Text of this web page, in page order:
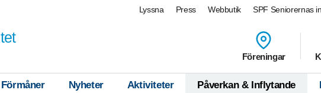
Lyssna Press Webbutik SPF Seniorernas
Föreningar
Förmåner Nyheter Aktiviteter Påverkan & Inflytande